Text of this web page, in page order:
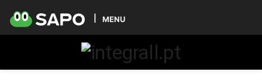
MENU